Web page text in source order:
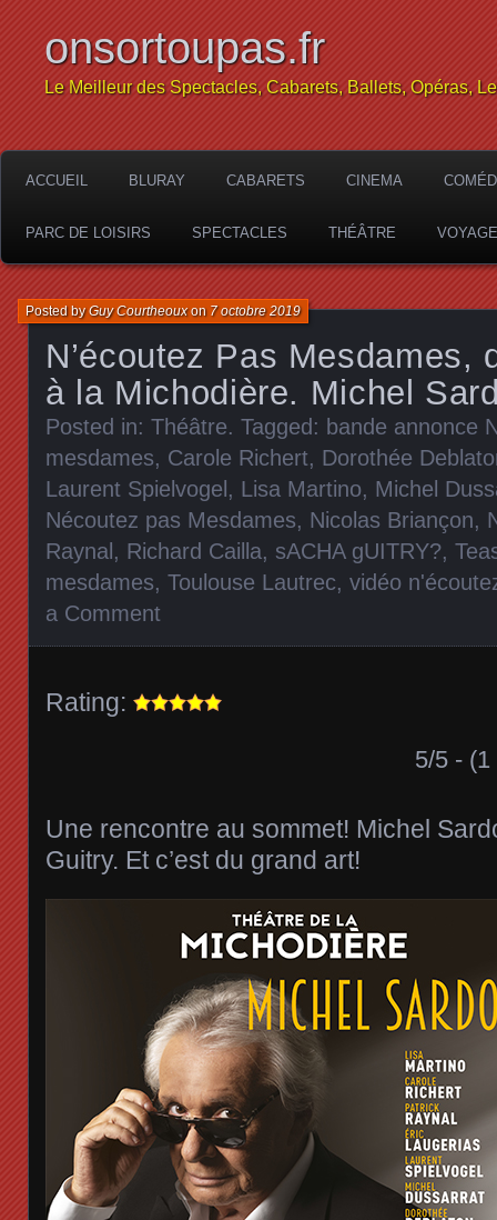
onsortoupas.fr
Le Meilleur des Spectacles, Cabarets, Ballets, Opéras,
ACCUEIL BLURAY CABARETS CINEMA
PARC DE LOISIRS SPECTACLES THÉÂTRE
N’écoutez Pas Mesdames,
à la Michodière. Michel
Posted byGuy Courtheouxon 7 octobre 2019
Posted in: Théâtre. Tagged: bande annonce
mesdames, Carole Richert, Dorothée
Laurent Spielvogel , Lisa Martino, Michel
Nécoutez pas Mesdames, Nicolas Briançon,
Raynal , Richard Cailla, sACHA gUITRY?,
mesdames, Toulouse Lautrec, vidéo
a Comment
Rating:
5/5 - (1
Une rencontre au sommet! Michel
Guitry. Et c’est du grand art!